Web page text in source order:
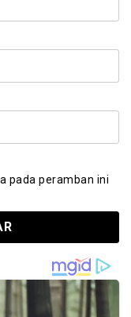
pada peramban ini